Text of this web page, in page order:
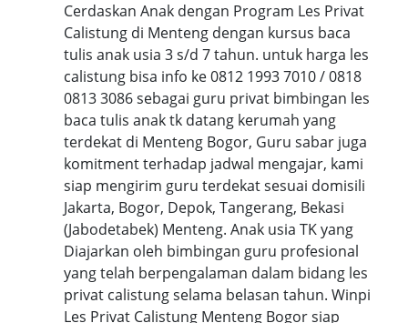
Cerdaskan Anak dengan Program Les Privat
Calistung di Menteng dengan kursus baca
tulis anak usia 3 s/d 7 tahun. untuk harga les
calistung bisa info ke 0812 1993 7010 / 0818
0813 3086 sebagai guru privat bimbingan les
baca tulis anak tk datang kerumah yang
terdekat di Menteng Bogor, Guru sabar juga
komitment terhadap jadwal mengajar, kami
siap mengirim guru terdekat sesuai domisili
Jakarta, Bogor, Depok, Tangerang, Bekasi
(Jabodetabek) Menteng. Anak usia TK yang
Diajarkan oleh bimbingan guru profesional
yang telah berpengalaman dalam bidang les
privat calistung selama belasan tahun. Winpi
Les Privat Calistung Menteng Bogor siap